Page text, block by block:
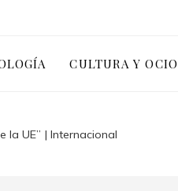
CULTURA Y OCIO
la UE” | Internacional